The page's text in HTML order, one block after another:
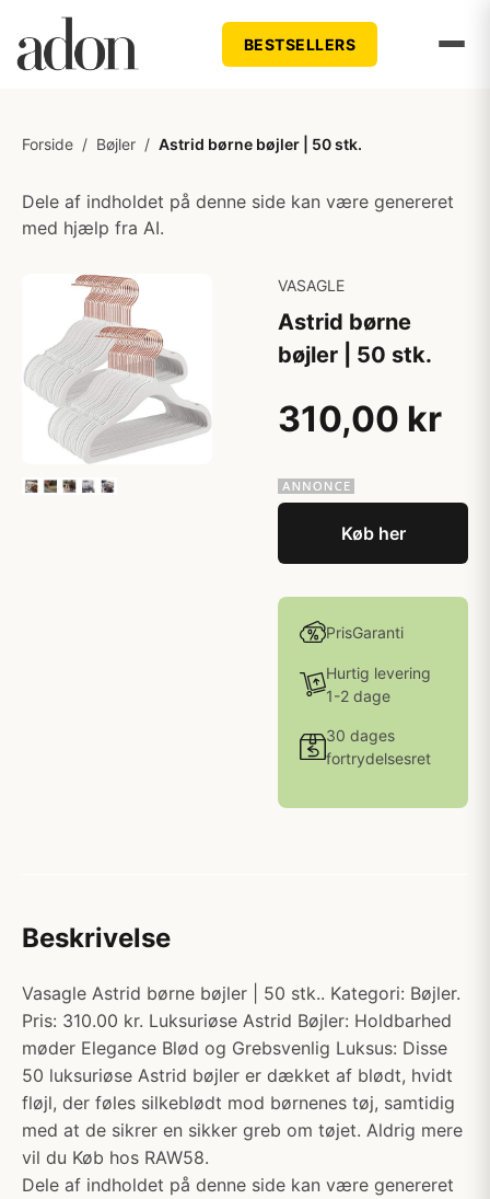
BESTSELLERS
Forside / Bøjler / Astrid børne bøjler | 50 stk.
Dele af indholdet på denne side kan være genereret
med hjælp fra AI.
VASAGLE
Astrid børne
bøjler | 50 stk.
310,00 kr
Køb her
PrisGaranti
Hurtig levering
1-2 dage
30 dages
fortrydelsesret
Beskrivelse
Vasagle Astrid børne bøjler | 50 stk.. Kategori: Bøjler.
Pris: 310.00 kr. Luksuriøse Astrid Bøjler: Holdbarhed
møder Elegance Blød og Grebsvenlig Luksus: Disse
50 luksuriøse Astrid bøjler er dækket af blødt, hvidt
fløjl, der føles silkeblødt mod børnenes tøj, samtidig
med at de sikrer en sikker greb om tøjet. Aldrig mere
vil du Køb hos RAW58.
Dele af indholdet på denne side kan være genereret